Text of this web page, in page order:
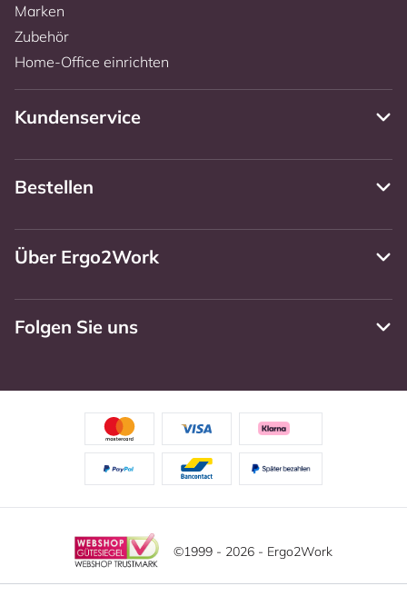
Marken
Zubehör
Home-Office einrichten
Kundenservice
Bestellen
Über Ergo2Work
Folgen Sie uns
©1999 - 2026 - Ergo2Work